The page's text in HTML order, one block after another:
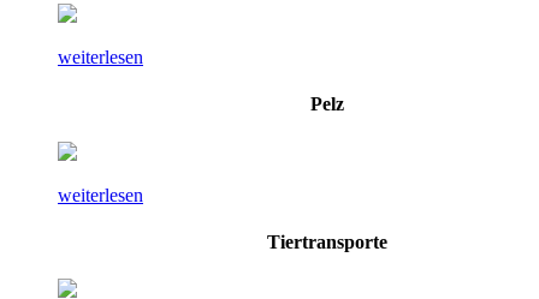
weiterlesen
Pelz
weiterlesen
Tiertransporte